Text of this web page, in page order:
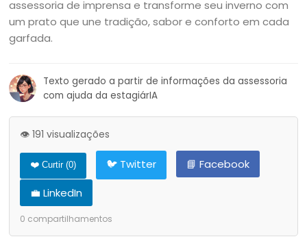
assessoria de imprensa e transforme seu inverno com
um prato que une tradição, sabor e conforto em cada
garfada.
Texto gerado a partir de informações da assessoria
com ajuda da estagiárIA
👁️ 191 visualizações
❤️ Curtir (0) 🐦 Twitter
📘 Facebook
💼 LinkedIn
0 compartilhamentos